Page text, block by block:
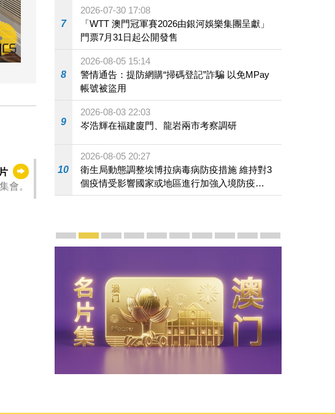
會。
7
2026-07-30 17:08
「WTT 澳門冠軍賽2026由銀河娛樂集團呈獻」
門票7月31日起公開發售
8
2026-08-05 15:14
警情通告：提防網購“掃碼登記”詐騙 以免MPay
帳號被盜用
9
2026-08-03 22:03
岑浩輝在福建廈門、龍岩兩市考察調研
10
2026-08-05 20:27
衛生局動態調整埃博拉病毒病防疫措施 維持對3
個疫情受影響國家或地區進行加強入境防疫措
施
宣傳及推廣
賡續中葡傳統友誼 續寫“一國兩制”新篇章 — 澳門“一國
澳門名片集
行政長官岑浩輝11月18日發表2026年施政報
施政特寫澳門特別行政區經濟和社會發展第
橫琴粵澳深度合作區專題網站
施政小講堂
走進澳門澳門相簿2020
《澳门微视